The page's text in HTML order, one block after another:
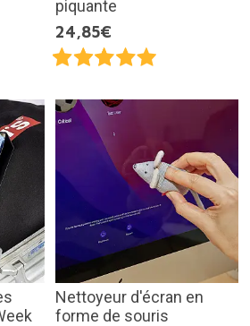
piquante
24,85€
Nettoyeur d'écran en
forme de souris